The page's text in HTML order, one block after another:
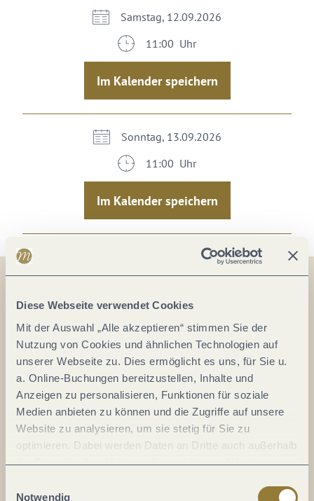
Diese Webseite verwendet Cookies
Mit der Auswahl „Alle akzeptieren“ stimmen Sie der
Nutzung von Cookies und ähnlichen Technologien auf
unserer Webseite zu. Dies ermöglicht es uns, für Sie u.
a. Online-Buchungen bereitzustellen, Inhalte und
Anzeigen zu personalisieren, Funktionen für soziale
Medien anbieten zu können und die Zugriffe auf unsere
Website zu analysieren, um sie stetig für Sie zu
optimieren. Dabei werden Daten an Dritte auch außerhalb
der Europäischen Union weitergegeben und dort
jederzeit widerrufen werden. Mit der Auswahl "Alle
Notwendig
Samstag, 12.09.2026
11:00 Uhr
Im Kalender speichern
Sonntag, 13.09.2026
11:00 Uhr
Im Kalender speichern
Auf der Karte
Festhalle Vindriacum
Am Stauwehr
54487 Wintrich